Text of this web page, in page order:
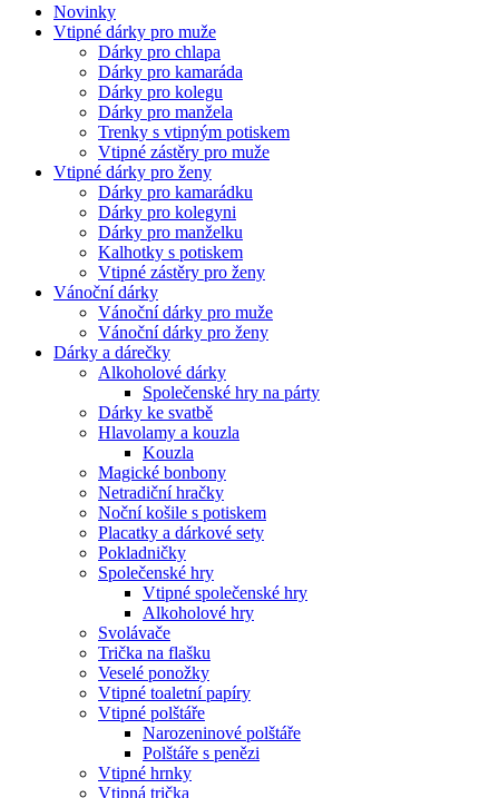
Novinky
Vtipné dárky pro muže
Dárky pro chlapa
Dárky pro kamaráda
Dárky pro kolegu
Dárky pro manžela
Trenky s vtipným potiskem
Vtipné zástěry pro muže
Vtipné dárky pro ženy
Dárky pro kamarádku
Dárky pro kolegyni
Dárky pro manželku
Kalhotky s potiskem
Vtipné zástěry pro ženy
Vánoční dárky
Vánoční dárky pro muže
Vánoční dárky pro ženy
Dárky a dárečky
Alkoholové dárky
Společenské hry na párty
Dárky ke svatbě
Hlavolamy a kouzla
Kouzla
Magické bonbony
Netradiční hračky
Noční košile s potiskem
Placatky a dárkové sety
Pokladničky
Společenské hry
Vtipné společenské hry
Alkoholové hry
Svolávače
Trička na flašku
Veselé ponožky
Vtipné toaletní papíry
Vtipné polštáře
Narozeninové polštáře
Polštáře s penězi
Vtipné hrnky
Vtipná trička